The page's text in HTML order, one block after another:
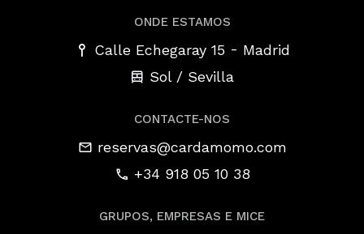
ONDE ESTAMOS
Calle Echegaray 15 - Madrid
Sol / Sevilla
CONTACTE-NOS
reservas@cardamomo.com
+34 918 05 10 38
GRUPOS, EMPRESAS E MICE